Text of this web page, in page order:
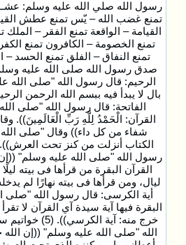
رسول الله صلي الله عليه وسلم:
تمنع غضب الله – يّس تمنع عطش
القيامة – الواقعة تمنع الفقر – الملك
تمنع الخصومة – الكافرون تمنع
تمنع النفاق – الفلق تمنع الحسد
الرحيم: قال رسول الله "صلى الله
الفاتحة: قال رسول الله "صلى
القرآن: الْحَمْدُ لِلَّهِ رَبِّ الْعَالَمِينَ)).
شفاء من كل داء)) وقال "صلى
رسول الله "صلى الله عليه وسلم"
القرآن البقرة من قرأها فى بيته
أية الكرسى: قال رسول الله "صلى
البقرة فيها آية سيدة آي القرآن لا
خرج منه: آية
الله "صلى الله عليه وسلم" ((إن الله